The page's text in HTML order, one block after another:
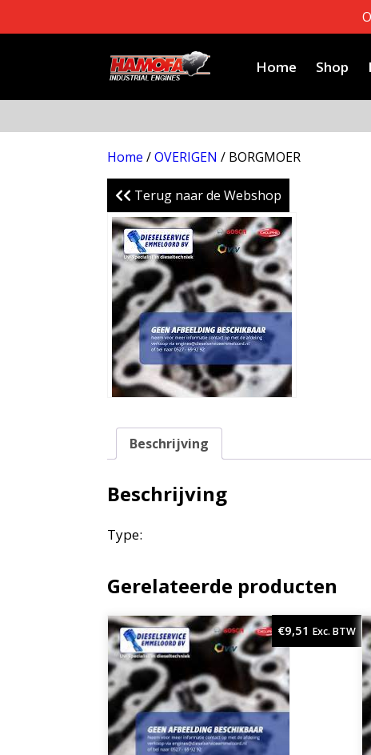
Home Shop
Home /OVERIGEN / BORGMOER
Terug naar de Webshop
Beschrijving
Beschrijving
Type:
Gerelateerde producten
€9,51 Exc. BTW